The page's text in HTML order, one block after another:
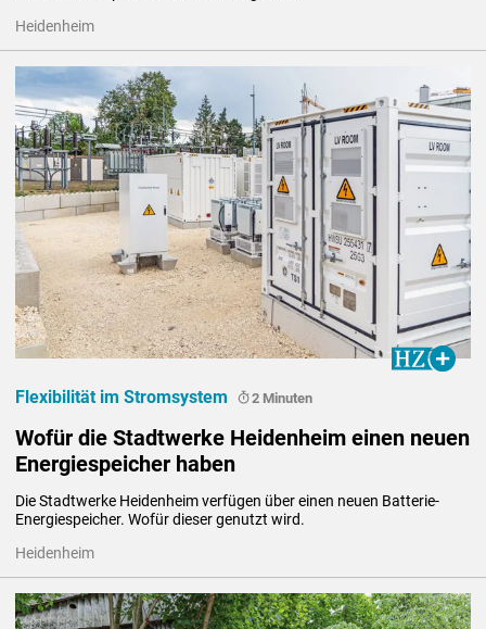
Heidenheim
Wofür die Stadtwerke Heidenheim einen neuen
Energiespeicher haben
Die Stadtwerke Heidenheim verfügen über einen neuen Batterie-
Energiespeicher. Wofür dieser genutzt wird.
Heidenheim
Flexibilität im Stromsystem 2 Minuten